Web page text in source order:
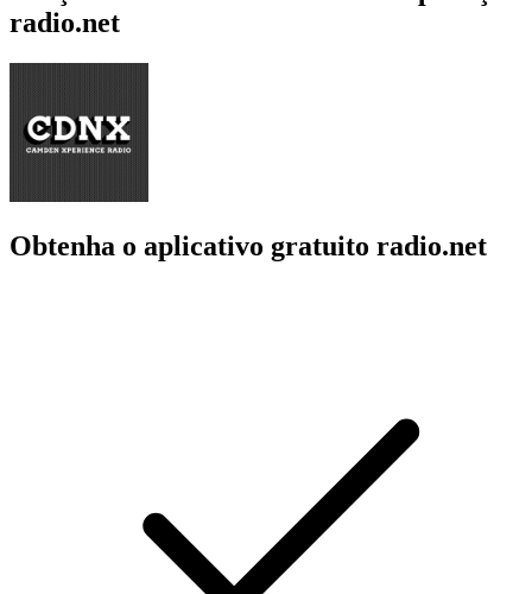
radio.net
Obtenha o aplicativo gratuito radio.net